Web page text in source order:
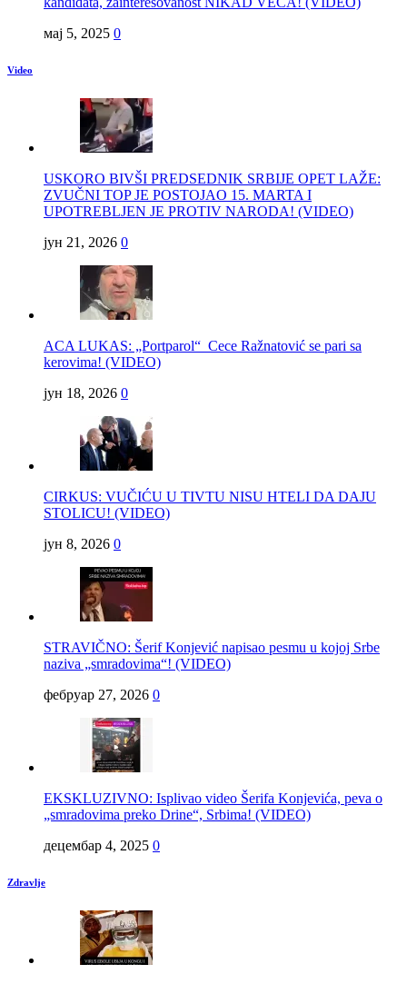
мај 5, 2025 0
Video
USKORO BIVŠI PREDSEDNIK SRBIJE OPET LAŽE:
ZVUČNI TOP JE POSTOJAO 15. MARTA I
UPOTREBLJEN JE PROTIV NARODA! (VIDEO)
јун 21, 2026 0
ACA LUKAS: „Portparol“ Cece Ražnatović se pari sa
kerovima! (VIDEO)
јун 18, 2026 0
CIRKUS: VUČIĆU U TIVTU NISU HTELI DA DAJU
STOLICU! (VIDEO)
јун 8, 2026 0
STRAVIČNO: Šerif Konjević napisao pesmu u kojoj Srbe
naziva „smradovima“! (VIDEO)
фебруар 27, 2026 0
EKSKLUZIVNO: Isplivao video Šerifa Konjevića, peva o
„smradovima preko Drine“, Srbima! (VIDEO)
децембар 4, 2025 0
Zdravlje